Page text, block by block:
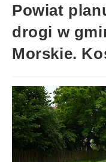
Powiat
drogi w
Morskie.